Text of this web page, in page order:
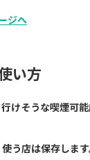
ジへ
い方
けそうな喫煙可
う店は保存しま